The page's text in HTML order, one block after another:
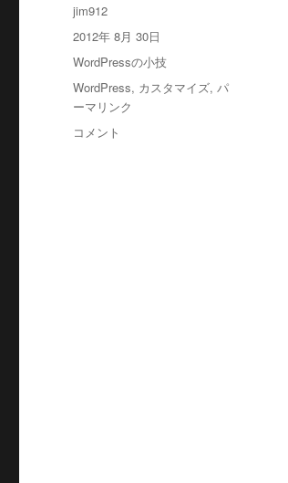
投
稿
jim912
投
稿
2012年 8月 30日
カ
テ
ー
WordPressの小技
タ
グ
WordPress, カスタマイズ,パ
ーマリンク
パ
コメント